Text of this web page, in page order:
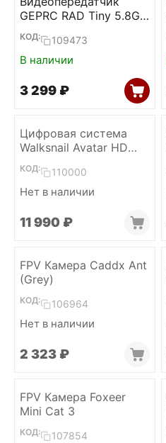
GEPRC RAD Tiny 5.8G
400mW
КОД: 109473
В наличии
3 299 ₽
Цифровая система
Walksnail Avatar HD
Nano Kit V3
КОД: 110000
Нет в наличии
11 990 ₽
FPV Камера Caddx Ant
(Grey)
КОД: 106964
Нет в наличии
2 323 ₽
FPV Камера Foxeer
Mini Cat 3
КОД: 107854